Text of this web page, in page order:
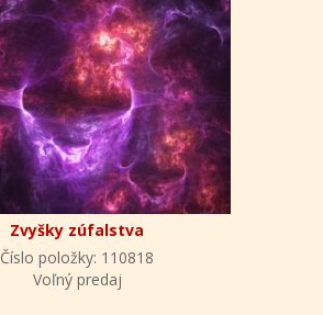
Zvyšky zúfalstva
Číslo položky: 110818
Voľný predaj